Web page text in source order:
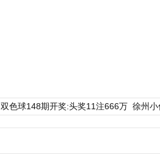
双色球148期开奖:头奖11注666万 徐州